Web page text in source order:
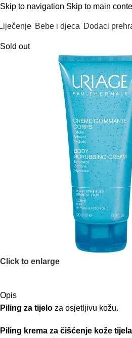
Skip to navigation Skip to main
Bebe i djeca Dodaci
Sold out
Click to enlarge
Opis
Piling za tijelo za osjetljivu kožu.
Piling krema za čišćenje kože tijela